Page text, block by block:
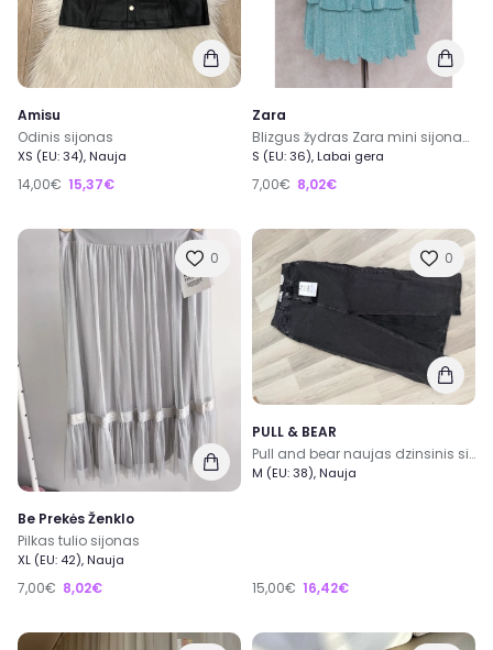
Amisu
Odinis sijonas
XS (EU: 34), Nauja
14,00€ 15,37€
Zara
Blizgus žydras Zara mini sijonas, S dydis
S (EU: 36), Labai gera
7,00€ 8,02€
0
Be Prekės Ženklo
Pilkas tulio sijonas
XL (EU: 42), Nauja
7,00€ 8,02€
0
PULL & BEAR
Pull and bear naujas dzinsinis sijonas
M (EU: 38), Nauja
15,00€ 16,42€